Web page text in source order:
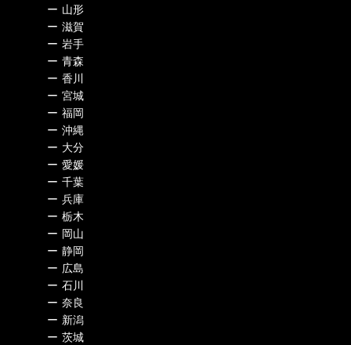
ー 山形
ー 滋賀
ー 岩手
ー 青森
ー 香川
ー 宮城
ー 福岡
ー 沖縄
ー 大分
ー 愛媛
ー 千葉
ー 兵庫
ー 栃木
ー 岡山
ー 静岡
ー 広島
ー 石川
ー 奈良
ー 新潟
ー 茨城